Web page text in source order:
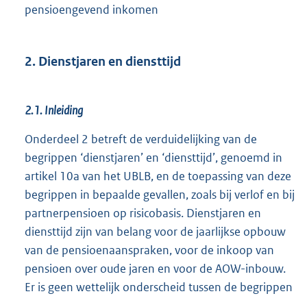
pensioengevend inkomen
2. Dienstjaren en diensttijd
2.1. Inleiding
Onderdeel 2 betreft de verduidelijking van de
begrippen ‘dienstjaren’ en ‘diensttijd’, genoemd in
artikel 10a van het UBLB, en de toepassing van deze
begrippen in bepaalde gevallen, zoals bij verlof en bij
partnerpensioen op risicobasis. Dienstjaren en
diensttijd zijn van belang voor de jaarlijkse opbouw
van de pensioenaanspraken, voor de inkoop van
pensioen over oude jaren en voor de AOW-inbouw.
Er is geen wettelijk onderscheid tussen de begrippen